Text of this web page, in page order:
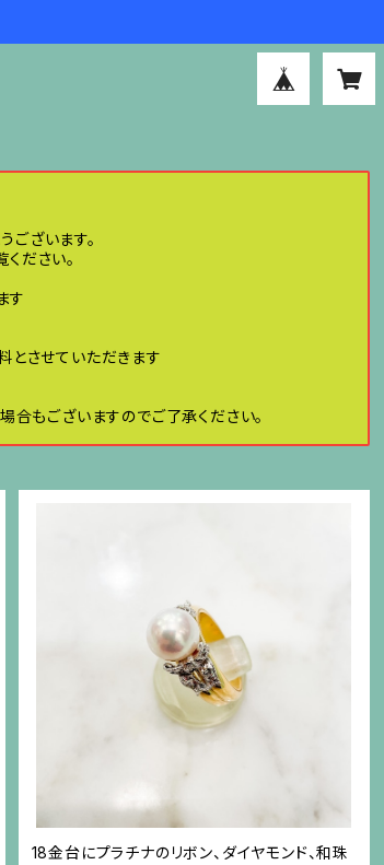
ございます。
ださい。
す
とさせていただきます
もございますのでご了承ください。
18金台にプラチナのリボン、ダイヤモンド、和珠